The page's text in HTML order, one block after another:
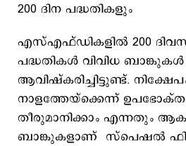
200 ദിന പദ്ധതികളും
എസ്എഫ്ഡികളില്‍ 200
പദ്ധതികള്‍ വിവിധ ബാങ്കുകള്‍
ആവിഷ്കരിച്ചിട്ടുണ്ട്.
നാളത്തേയ്ക്കെന്ന്
തീരുമാനിക്കാം എന്നതും
ബാങ്കുകളാണ് സ്പെഷല്‍